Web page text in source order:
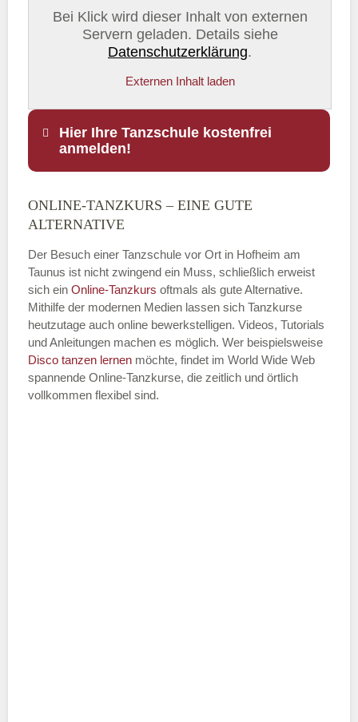
Bei Klick wird dieser Inhalt von externen
Servern geladen. Details siehe
Datenschutzerklärung.
Externen Inhalt laden
Hier Ihre Tanzschule kostenfrei
anmelden!
Name
E-Mail*
Name der Tanzschule
ONLINE-TANZKURS – EINE GUTE
ALTERNATIVE
Der Besuch einer Tanzschule vor Ort in Hofheim am
Taunus ist nicht zwingend ein Muss, schließlich erweist
sich ein Online-Tanzkurs oftmals als gute Alternative.
Mithilfe der modernen Medien lassen sich Tanzkurse
heutzutage auch online bewerkstelligen. Videos, Tutorials
und Anleitungen machen es möglich. Wer beispielsweise
Disco tanzen lernen möchte, findet im World Wide Web
spannende Online-Tanzkurse, die zeitlich und örtlich
vollkommen flexibel sind.